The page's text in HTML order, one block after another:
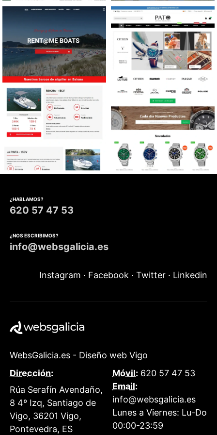
Diseño tienda online
Diseño web Alquiler
autocaravanas
¿HABLAMOS?
620 57 47 53
¿NOS ESCRIBIMOS?
info@websgalicia.es
Instagram · Facebook · Twitter · Linkedin
WebsGalicia.es - Diseño web Vigo
Dirección:
Rúa Serafín Avendaño,
8 4º Izq, Santiago de
Vigo, 36201 Vigo,
Pontevedra, ES
Móvil: 620 57 47 53
Email:
info@websgalicia.es
Lunes a Viernes: Lu-Do
00:00-23:59